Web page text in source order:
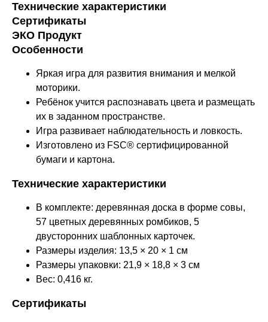
Технические характеристики
Сертификаты
ЭКО Продукт
Особенности
Яркая игра для развития внимания и мелкой
моторики.
Ребёнок учится распознавать цвета и размещать
их в заданном пространстве.
Игра развивает наблюдательность и ловкость.
Изготовлено из FSC® сертифицированной
бумаги и картона.
Технические характеристики
В комплекте: деревянная доска в форме совы,
57 цветных деревянных ромбиков, 5
двусторонних шаблонных карточек.
Размеры изделия: 13,5 × 20 × 1 см
Размеры упаковки: 21,9 × 18,8 × 3 см
Вес: 0,416 кг.
Сертификаты